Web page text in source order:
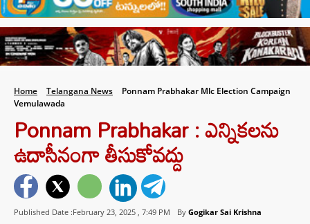
Home Telangana News
Ponnam Prabhakar Mlc Election Campaign
Vemulawada
Ponnam Prabhakar : ఎన్నికలను
ఉదాసీనంగా తీసుకోవద్దు
Published Date :February 23, 2025 , 7:49 PM By Gogikar Sai Krishna